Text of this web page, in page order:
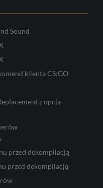
Sound
klienta CS:GO
z opcją
przed dekompilacją
przed dekompilacją